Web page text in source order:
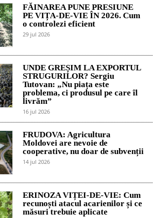
FĂINAREA PUNE PRESIUNE
PE VIȚA-DE-VIE ÎN 2026. Cum
o controlezi eficient
29 jul 2026
UNDE GREȘIM LA EXPORTUL
STRUGURILOR? Sergiu
Tutovan: „Nu piața este
problema, ci produsul pe care îl
livrăm”
16 jul 2026
FRUDOVA: Agricultura
Moldovei are nevoie de
cooperative, nu doar de subvenții
14 jul 2026
ERINOZA VIȚEI-DE-VIE: Cum
recunoști atacul acarienilor și ce
măsuri trebuie aplicate